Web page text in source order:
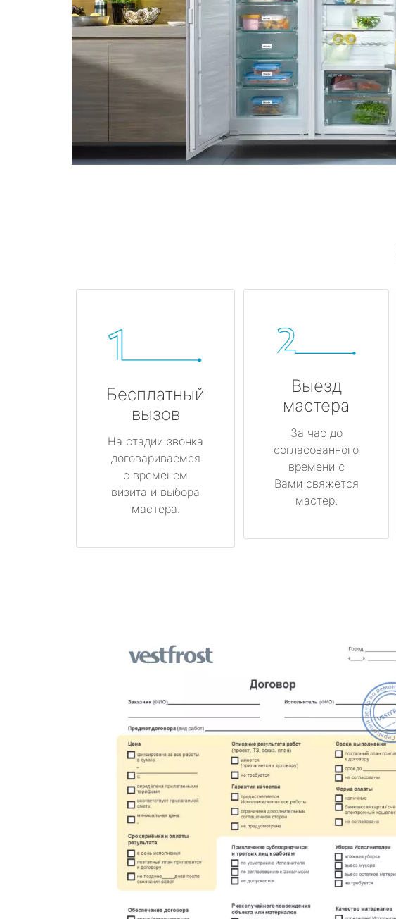
Бесплатный
вызов
На стадии звонка
договариваемся
с временем
визита и выбора
мастера.
Выезд
мастера
За час до
согласованного
времени с
Вами свяжется
мастер.